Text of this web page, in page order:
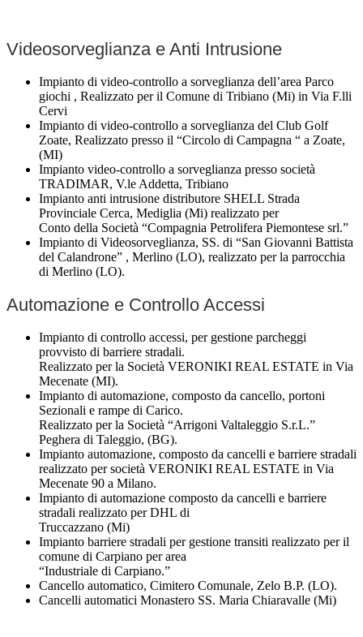
Videosorveglianza e Anti Intrusione
Impianto di video-controllo a sorveglianza dell’area Parco
giochi , Realizzato per il Comune di Tribiano (Mi) in Via F.lli
Cervi
Impianto di video-controllo a sorveglianza del Club Golf
Zoate, Realizzato presso il “Circolo di Campagna “ a Zoate,
(MI)
Impianto video-controllo a sorveglianza presso società
TRADIMAR, V.le Addetta, Tribiano
Impianto anti intrusione distributore SHELL Strada
Provinciale Cerca, Mediglia (Mi) realizzato per
Conto della Società “Compagnia Petrolifera Piemontese srl.”
Impianto di Videosorveglianza, SS. di “San Giovanni Battista
del Calandrone” , Merlino (LO), realizzato per la parrocchia
di Merlino (LO).
Automazione e Controllo Accessi
Impianto di controllo accessi, per gestione parcheggi
provvisto di barriere stradali.
Realizzato per la Società VERONIKI REAL ESTATE in Via
Mecenate (MI).
Impianto di automazione, composto da cancello, portoni
Sezionali e rampe di Carico.
Realizzato per la Società “Arrigoni Valtaleggio S.r.L.”
Peghera di Taleggio, (BG).
Impianto automazione, composto da cancelli e barriere stradali
realizzato per società VERONIKI REAL ESTATE in Via
Mecenate 90 a Milano.
Impianto di automazione composto da cancelli e barriere
stradali realizzato per DHL di
Truccazzano (Mi)
Impianto barriere stradali per gestione transiti realizzato per il
comune di Carpiano per area
“Industriale di Carpiano.”
Cancello automatico, Cimitero Comunale, Zelo B.P. (LO).
Cancelli automatici Monastero SS. Maria Chiaravalle (Mi)